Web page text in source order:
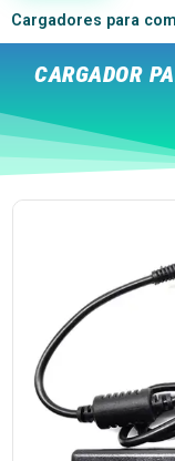
Cargadores para
CARGADOR